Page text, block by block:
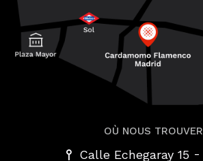
OÙ NOUS TROUVER
Calle Echegaray 15 -